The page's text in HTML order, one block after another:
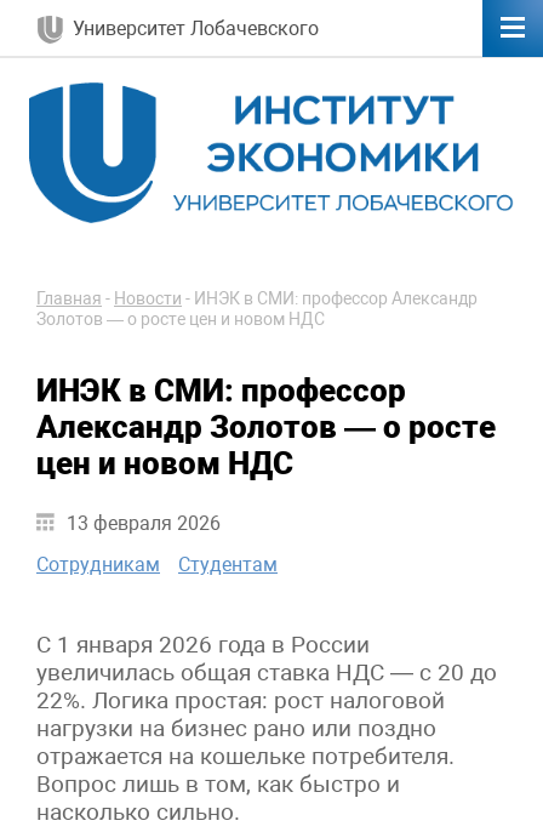
Университет Лобачевского
Главная - Новости - ИНЭК в СМИ: профессор Александр
Золотов — о росте цен и новом НДС
ИНЭК в СМИ: профессор
Александр Золотов — о росте
цен и новом НДС
13 февраля 2026
Сотрудникам
Студентам
С 1 января 2026 года в России
увеличилась общая ставка НДС — с 20 до
22%. Логика простая: рост налоговой
нагрузки на бизнес рано или поздно
отражается на кошельке потребителя.
Вопрос лишь в том, как быстро и
насколько сильно.